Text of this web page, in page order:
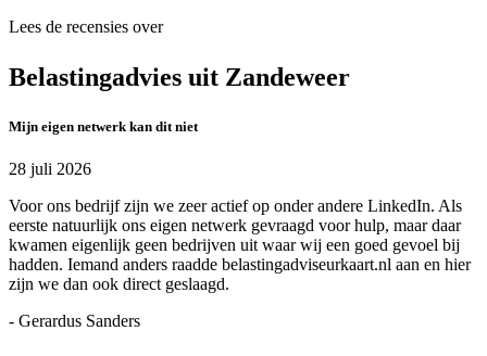
Lees de recensies over
Belastingadvies uit Zandeweer
Mijn eigen netwerk kan dit niet
28 juli 2026
Voor ons bedrijf zijn we zeer actief op onder andere LinkedIn. Als
eerste natuurlijk ons eigen netwerk gevraagd voor hulp, maar daar
kwamen eigenlijk geen bedrijven uit waar wij een goed gevoel bij
hadden. Iemand anders raadde belastingadviseurkaart.nl aan en hier
zijn we dan ook direct geslaagd.
- Gerardus Sanders